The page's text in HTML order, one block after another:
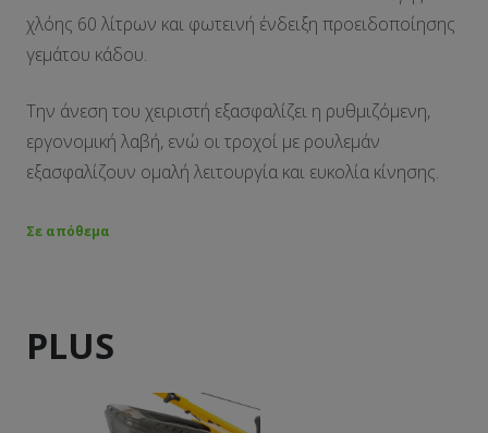
χλόης 60 λίτρων και φωτεινή ένδειξη προειδοποίησης
γεμάτου κάδου.
Την άνεση του χειριστή εξασφαλίζει η ρυθμιζόμενη,
εργονομική λαβή, ενώ οι τροχοί με ρουλεμάν
εξασφαλίζουν ομαλή λειτουργία και ευκολία κίνησης.
Σε απόθεμα
PLUS